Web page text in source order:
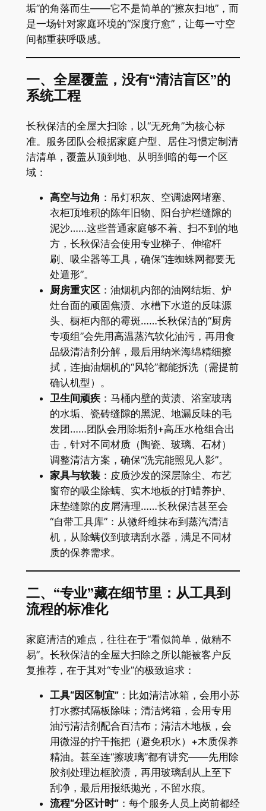
垢”的角落而生——它不是简单的“擦灰扫地”，而
是一场针对家庭环境的“深度疗愈”，让每一寸空
间都重获呼吸感。
​一、全屋覆盖，没有“清洁盲区”的
系统工程​
长秋保洁的全屋大扫除，以“无死角”为核心标
准。服务团队会根据家庭户型、居住习惯定制清
洁清单，覆盖从顶到地、从明到暗的每一个区
域：
​高空与边角​ ​：吊灯积灰、空调滤网堵塞、
衣柜顶堆积的陈年旧物、阳台护栏缝隙的
泥沙……这些普通家庭够不着、扫不到的地
方，长秋保洁会使用专业梯子、伸缩杆
刷、吸尘器等工具，确保“连蜘蛛网都要无
处遁形”。
​厨房重灾区​​：油烟机内部的油网结垢、炉
灶台面的顽固焦渍、水槽下水道的反味源
头、橱柜内部的霉斑……长秋保洁的“厨房
专项组”会先用高温蒸汽软化油污，再用食
品级清洁剂分解，最后用纳米海绵精细擦
拭，连抽油烟机的“风轮”都能拆洗（需提前
确认机型）。
​卫生间顽疾​​：马桶内壁的黄渍、浴室玻璃
的水垢、瓷砖缝隙的黑泥、地漏反味的毛
发团……团队会用除垢剂+高压水枪组合出
击，针对不同材质（陶瓷、玻璃、石材）
调整清洁方案，确保“洗完能照见人影”。
​家具与软装​​：皮质沙发的深层除尘、布艺
窗帘的吸尘除螨、实木地板的打蜡养护、
床垫缝隙的皮屑清理……长秋保洁甚至会
“自带工具库”：从微纤维抹布到蒸汽清洁
机，从除螨仪到玻璃刮水器，满足不同材
质的保养需求。
​二、“专业”藏在细节里：从工具到
流程的标准化​
家庭清洁的难点，往往在于“看似简单，做精不
易”。长秋保洁的全屋大扫除之所以能被客户反
复推荐，在于其对“专业”的极致追求：
​工具“因区制宜”​​：比如清洁冰箱，会用小苏
打水擦拭隔板除味；清洁烤箱，会用专用
油污清洁剂配合百洁布；清洁木地板，会
用微湿的拧干拖把（避免积水）+木质保养
精油。甚至连“擦玻璃”都有讲究——先用除
胶剂处理边框胶渍，再用玻璃刮从上至下
刮净，最后用报纸抛光，不留水痕。
​流程“分区计时”​​：每个服务人员上岗前都经